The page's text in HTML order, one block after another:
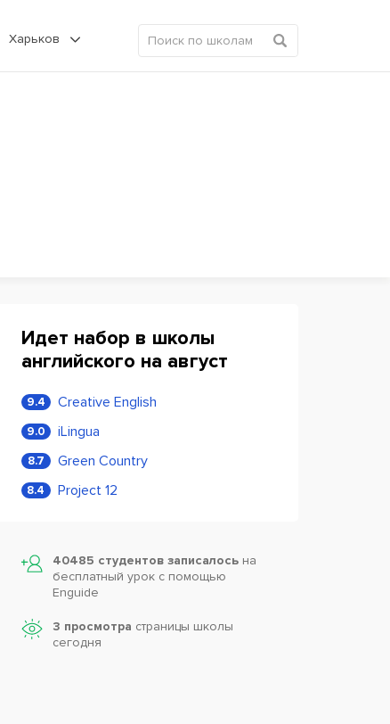
Харьков
Идет набор в школы
английского на август
9.4 Creative English
9.0 iLingua
8.7 Green Country
8.4 Project 12
40485 студентов записалось на
бесплатный урок с помощью
Enguide
3 просмотра страницы школы
сегодня